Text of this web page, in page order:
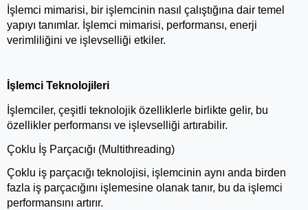
İşlemci mimarisi, bir işlemcinin nasıl çalıştığına dair temel
yapıyı tanımlar. İşlemci mimarisi, performansı, enerji
verimliliğini ve işlevselliği etkiler.
İşlemci Teknolojileri
İşlemciler, çeşitli teknolojik özelliklerle birlikte gelir, bu
özellikler performansı ve işlevselliği artırabilir.
Çoklu İş Parçacığı (Multithreading)
Çoklu iş parçacığı teknolojisi, işlemcinin aynı anda birden
fazla iş parçacığını işlemesine olanak tanır, bu da işlemci
performansını artırır.